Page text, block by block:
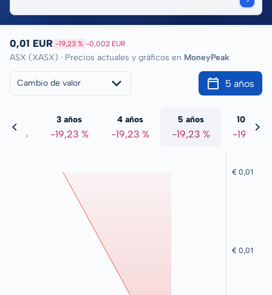
0,01 EUR -19,23 % -0,002 EUR
ASX (XASX) · Precios actuales y gráficos en MoneyPeak
Cambio de valor 5 años
%
3 años
-19,23 %
4 años
-19,23 %
5 años
-19,23 %
10 años
-19,23 %